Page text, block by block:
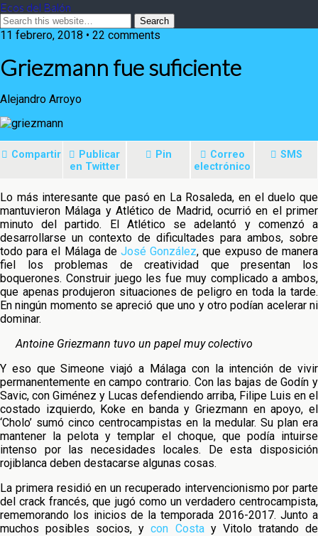
Ecos del Balón
11 febrero, 2018 • 22 comments
Griezmann fue suficiente
Alejandro Arroyo
Compartir
Publicar
en Twitter
Pin
Correo
electrónico
SMS
Lo más interesante que pasó en La Rosaleda, en el duelo que
mantuvieron Málaga y Atlético de Madrid, ocurrió en el primer
minuto del partido. El Atlético se adelantó y comenzó a
desarrollarse un contexto de dificultades para ambos, sobre
todo para el MálagadeJosé González, que expuso de manera
fiel los problemas de creatividad que presentan los
boquerones. Construir juego les fue muy complicado a ambos,
que apenas produjeron situaciones de peligro en toda la tarde.
En ningún momento se apreció que uno y otro podían acelerar ni
dominar.
Antoine Griezmann tuvo un papel muy colectivo
Y eso que Simeone viajó a Málaga con la intención de vivir
permanentemente en campo contrario. Con las bajas de Godín y
Savic, con Giménez y Lucas defendiendo arriba, Filipe Luis en el
costado izquierdo, Koke en banda y Griezmann en apoyo, el
‘Cholo’ sumó cinco centrocampistas en la medular. Su plan era
mantener la pelota y templar el choque, que podía intuirse
intenso por las necesidades locales. De esta disposición
rojiblanca deben destacarse algunas cosas.
La primera residió en un recuperado intervencionismo por parte
del crack francés, que jugó como un verdadero centrocampista,
rememorando los inicios de la temporada 2016-2017. Junto a
muchos posibles socios, ycon Costay Vitolo tratando de